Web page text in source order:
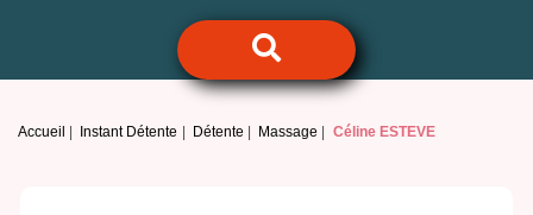
Accueil Instant Détente Détente Massage Céline ESTEVE